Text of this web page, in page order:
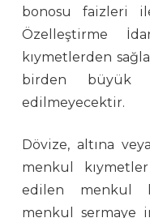
bonosu faizleri
Özelleştirme
kıymetlerden
birden büyük
edilmeyecektir.
Dövize, altına
menkul
edilen menkul
menkul sermaye